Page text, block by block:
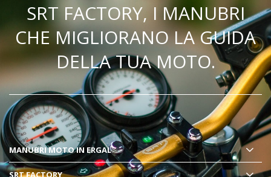
SRT FACTORY, I MANUBRI
CHE MIGLIORANO LA GUIDA
DELLA TUA MOTO.
MANUBRI MOTOIN ERGAL